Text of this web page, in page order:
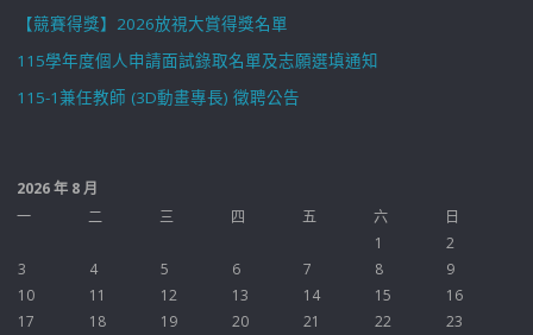
【競賽得獎】2026放視大賞得獎名單
115學年度個人申請面試錄取名單及志願選填通知
115-1兼任教師 (3D動畫專長) 徵聘公告
2026 年 8 月
一
二 三 四 五 六
日
1
2
3
4 5 6 7 8
9
10
11 12 13 14 15
16
17
18 19 20 21 22
23